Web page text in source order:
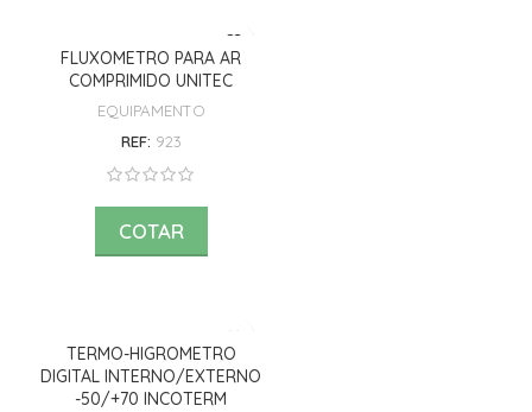
FLUXOMETRO PARA AR
COMPRIMIDO UNITEC
EQUIPAMENTO
REF: 923
COTAR
TERMO-HIGROMETRO
DIGITAL INTERNO/EXTERNO
-50/+70 INCOTERM